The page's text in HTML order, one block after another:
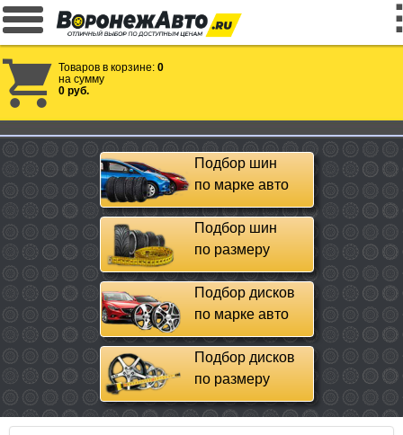
Товаров в корзине: 0
на сумму
0 руб.
Подбор шин
по марке авто
Подбор шин
по размеру
Подбор дисков
по марке авто
Подбор дисков
по размеру